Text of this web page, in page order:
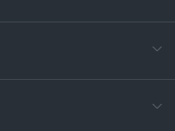
电
400-